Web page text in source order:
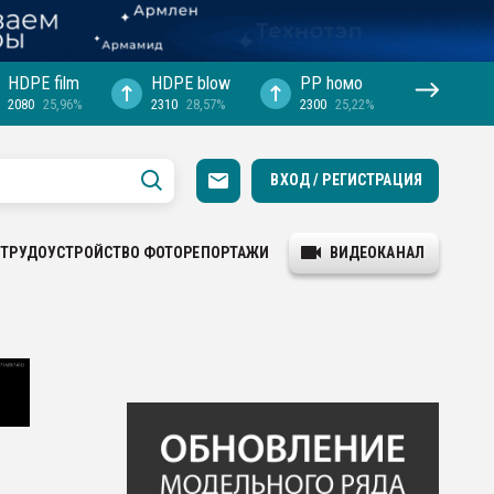
HDPE film
2080 25,96%
HDPE blow
2310 28,57%
PP hомо
2300 25,22%
ВХОД / РЕГИСТРАЦИЯ
ТРУДОУСТРОЙСТВО ФОТОРЕПОРТАЖИ ВИДЕОКАНАЛ